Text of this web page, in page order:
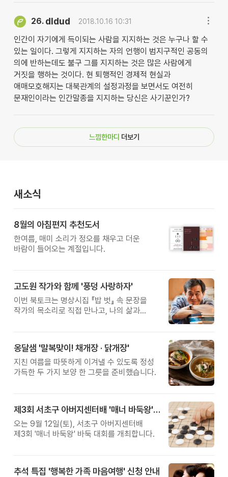
26. dldud 2018.10.16 10:31
인간이 자기에게 득이되는 사람을 지지하는 것은 누구나 할 수
있는 일이다. 그렇게 지지하는 자의 언행이 범지구적인 공동의
의에 반하는데도 불구 그를 지지하는 것은 많은 사람에게
거짓을 행하는 것이다. 현 퇴행적인 경제적 현실과
애매모호해지는 대북관계의 설정과정을 보면서도 여전히
문재인이라는 인간말종을 지지하는 당신은 사기꾼인가?
느낌한마디 더보기
새소식
8월의 아침편지 추천도서
한여름, 매미 소리가 정오를 채우고 더운
바람이 들어오는 계절입니다.
고도원 작가와 함께 '풍덩 사랑하자'
이번 북토크는 명상시집 『밥 벗』 속 문장을
작가의 목소리로 직접 만나고, 나의 삶과
옹달샘 '말복맞이! 채개장 · 닭개장'
지친 여름을 따뜻하게 이겨낼 수 있도록 정성
가득한 두 가지 보양 한 그릇을 준비했습니다.
제3회 서초구 아버지센터배 '매너 바둑왕' 대회
오는 9월 12일(토), 서초구 아버지센터배
제3회 '매너 바둑왕' 바둑 대회를 개최합니다.
추석 특집 '행복한 가족 마음여행' 신청 안내